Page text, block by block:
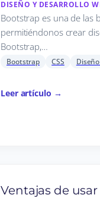
DISEÑO Y DESARROLLO
Bootstrap es una de las
permitiéndonos crear
Bootstrap,…
Bootstrap CSS
Leer artículo →
Ventajas de